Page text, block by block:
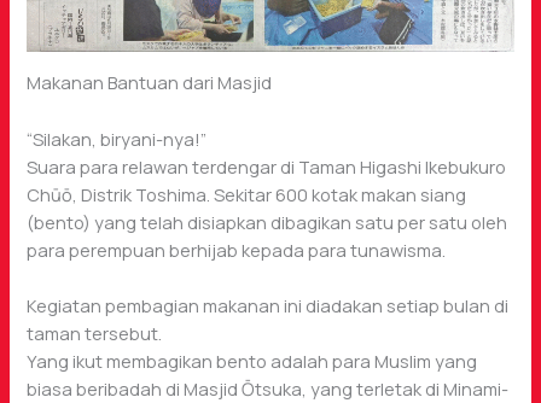
Makanan Bantuan dari Masjid
“Silakan, biryani-nya!”
Suara para relawan terdengar di Taman Higashi Ikebukuro
Chūō, Distrik Toshima. Sekitar 600 kotak makan siang
(bento) yang telah disiapkan dibagikan satu per satu oleh
para perempuan berhijab kepada para tunawisma.
Kegiatan pembagian makanan ini diadakan setiap bulan di
taman tersebut.
Yang ikut membagikan bento adalah para Muslim yang
biasa beribadah di Masjid Ōtsuka, yang terletak di Minami-